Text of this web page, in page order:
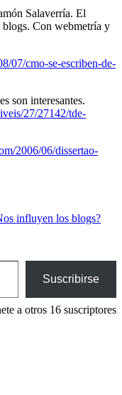
Salaverría. El
blogs. Con webmetría y
07/cmo-se-escriben-de-
son interesantes.
27/27142/tde-
2006/06/dissertao-
influyen los blogs?
Suscribirse
a otros 16 suscriptores